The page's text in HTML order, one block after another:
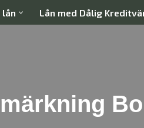
lån Lån med Dålig